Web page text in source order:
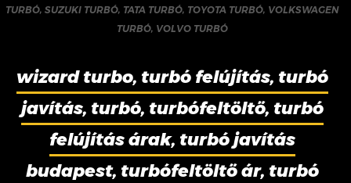
TURBÓ,SUZUKI TURBÓ, TATA TURBÓ, TOYOTA TURBÓ, VOLKSWAGEN
TURBÓ, VOLVO TURBÓ
wizard turbo, turbó felújítás, turbó
javítás, turbó, turbófeltöltő, turbó
felújítás árak, turbó javítás
budapest, turbófeltöltő ár, turbó